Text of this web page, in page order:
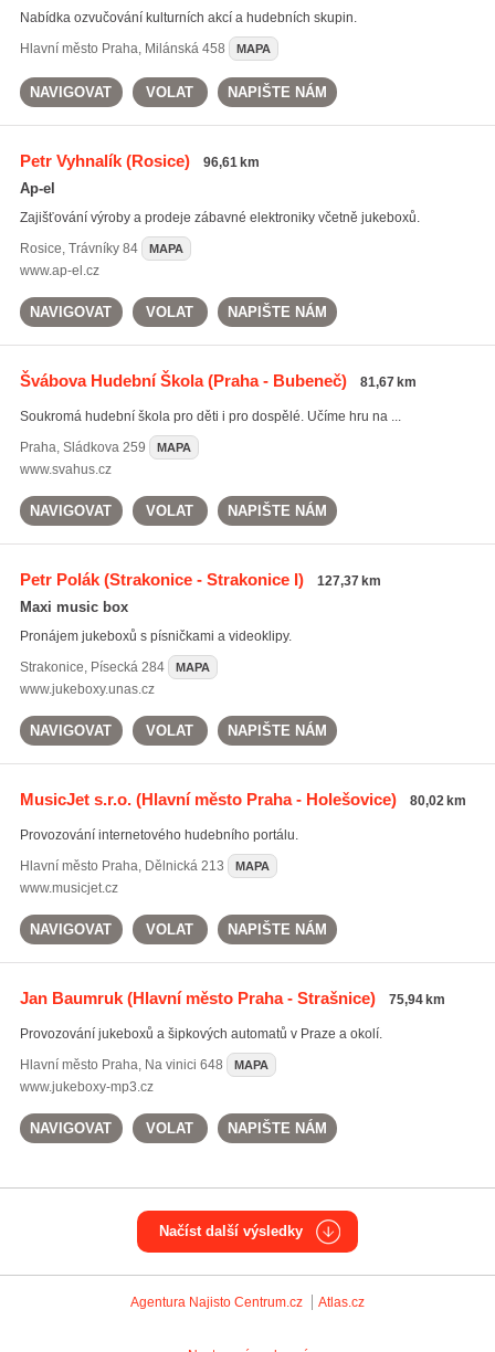
Nabídka ozvučování kulturních akcí a hudebních skupin.
Hlavní město Praha, Milánská 458 MAPA
NAVIGOVAT VOLAT NAPIŠTE NÁM
Petr Vyhnalík(Rosice) 96,61 km
Ap-el
Zajišťování výroby a prodeje zábavné elektroniky včetně jukeboxů.
Rosice, Trávníky 84 MAPA
www.ap-el.cz
NAVIGOVAT VOLAT NAPIŠTE NÁM
Švábova Hudební Škola(Praha - Bubeneč) 81,67 km
Soukromá hudební škola pro děti i pro dospělé. Učíme hru na ...
Praha, Sládkova 259 MAPA
www.svahus.cz
NAVIGOVAT VOLAT NAPIŠTE NÁM
Petr Polák(Strakonice - Strakonice I) 127,37 km
Maxi music box
Pronájem jukeboxů s písničkami a videoklipy.
Strakonice, Písecká 284 MAPA
www.jukeboxy.unas.cz
NAVIGOVAT VOLAT NAPIŠTE NÁM
MusicJet s.r.o.(Hlavní město Praha - Holešovice) 80,02 km
Provozování internetového hudebního portálu.
Hlavní město Praha, Dělnická 213 MAPA
www.musicjet.cz
NAVIGOVAT VOLAT NAPIŠTE NÁM
Jan Baumruk(Hlavní město Praha - Strašnice) 75,94 km
Provozování jukeboxů a šipkových automatů v Praze a okolí.
Hlavní město Praha, Na vinici 648 MAPA
www.jukeboxy-mp3.cz
NAVIGOVAT VOLAT NAPIŠTE NÁM
Načíst další výsledky
Agentura Najisto Centrum.cz Atlas.cz